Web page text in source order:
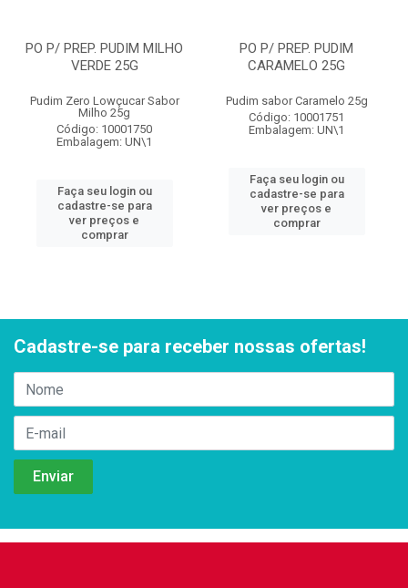
PO P/ PREP. PUDIM MILHO
VERDE 25G
Pudim Zero Lowçucar Sabor
Milho 25g
Código: 10001750
Embalagem: UN\1
Faça seu login ou
cadastre-se para
ver preços e
comprar
PO P/ PREP. PUDIM
CARAMELO 25G
Pudim sabor Caramelo 25g
Código: 10001751
Embalagem: UN\1
Faça seu login ou
cadastre-se para
ver preços e
comprar
Cadastre-se para receber nossas ofertas!